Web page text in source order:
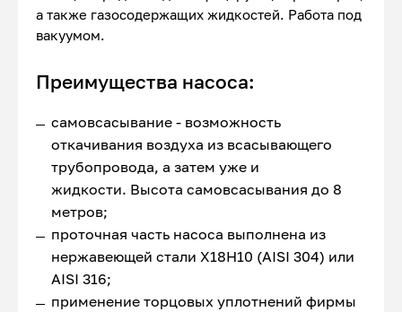
а также газосодержащих жидкостей. Работа под
вакуумом.
Преимущества насоса:
самовсасывание - возможность
откачивания воздуха из всасывающего
трубопровода, а затем уже и
жидкости. Высота самовсасывания до 8
метров;
проточная часть насоса выполнена из
нержавеющей стали Х18Н10 (AISI 304) или
AISI 316;
применение торцовых уплотнений фирмы